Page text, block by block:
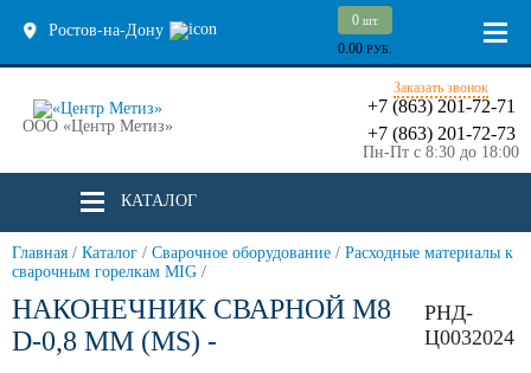
Ростов-на-Дону
0 шт.
0.00 РУБ.
ООО «Центр Метиз»
Заказать звонок
+7 (863) 201-72-71
+7 (863) 201-72-73
Пн-Пт с 8:30 до 18:00
КАТАЛОГ
Главная / Каталог / Сварочное оборудование / Расходные материалы к
сварочным горелкам MIG /
НАКОНЕЧНИК СВАРНОЙ М8
D-0,8 ММ (MS) -
РНД-
Ц0032024